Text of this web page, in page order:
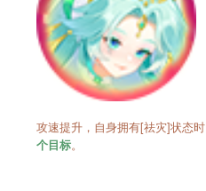
攻速提升，自身拥有[祛灾]状态
个目标。